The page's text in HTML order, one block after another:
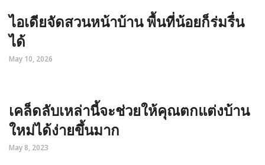
ไอเดียจัดสวนหน้าบ้าน พื้นที่น้อยก็ร่มรื่น
ได้
May 10, 2026
เคล็ดลับเหล่านี้จะช่วยให้คุณตกแต่งบ้าน
ใหม่ได้ง่ายขึ้นมาก
May 8, 2023